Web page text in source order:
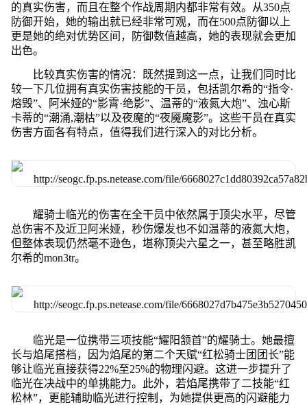
的真实伤害，而且在整个作战周期内都非常有效。从350点
防御开始，她的输出就已经非常可观，而在500点防御以上
更是她的绝对优势区间，防御数值越高，她的表现就会更加
出色。
比较真实伤害的情况：既然提到这一点，让我们同时比
较一下几位拥有真实伤害技能的干员，包括凯尔希的“指令·
熔毁”、阿米娅的“影霄·绝影”、温蒂的“液氮大炮”、浊心斯
卡蒂的“潮涌,潮枯”以及夜魔的“夜魇魔影”。这些干员在真实
伤害方面各有特点，值得我们进行深入的对比分析。
耀骑士临光的伤害在全干员中依然属于顶尖水平，尽管
总伤害不及近卫阿米娅，秒伤爆发也不如温蒂的液氮大炮，
但整体表现仍然毫不逊色，堪称顶尖六星之一，甚至略胜凯
尔希的mon3tr。
临光是一位携带三项技能“耀阳颔首”的耀骑士。她最擅
长与焰尾搭档，因为焰尾的第二个天赋“红松骑士团团长”能
够让临光直接获得22%至25%的物理闪避。这进一步提升了
临光在决战中的单挑能力。此外，若焰尾携带了二技能“红
松林”，更能辅助临光进行控制，为她提供更高的闪避能力